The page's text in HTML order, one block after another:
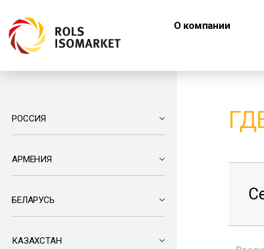
О компании
РОССИЯ
АРМЕНИЯ
БЕЛАРУСЬ
КАЗАХСТАН